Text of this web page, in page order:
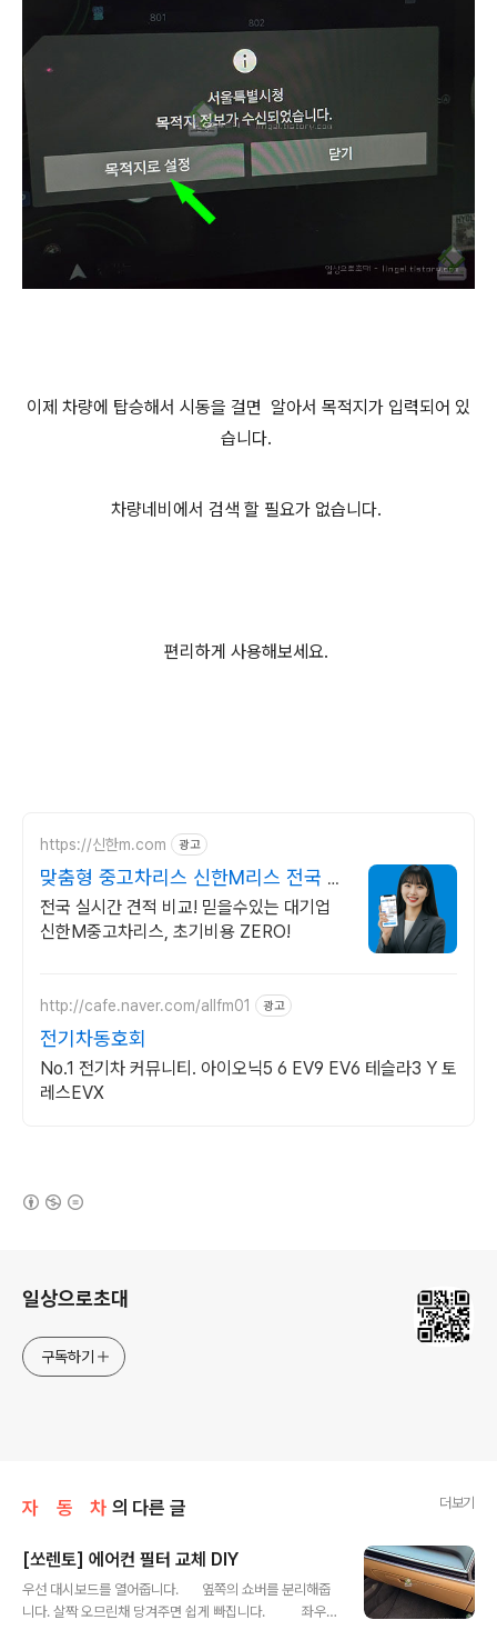
이제 차량에 탑승해서 시동을 걸면 알아서 목적지가 입력되어 있
습니다.
차량네비에서 검색 할 필요가 없습니다.
편리하게 사용해보세요.
https://신한m.com 광고
맞춤형 중고차리스 신한M리스 전국 중
고차리스 실시간 견적
전국 실시간 견적 비교! 믿을수있는 대기업
신한M중고차리스, 초기비용 ZERO!
http://cafe.naver.com/allfm01 광고
전기차동호회
No.1 전기차 커뮤니티. 아이오닉5 6 EV9 EV6 테슬라3 Y 토
레스EVX
일상으로초대
구독하기
자 동 차 의 다른 글 더보기
[쏘렌토] 에어컨 필터 교체 DIY
우선 대시보드를 열어줍니다. 옆쪽의 쇼버를 분리해줍
니다. 살짝 오므린채 당겨주면 쉽게 빠집니다. 좌우